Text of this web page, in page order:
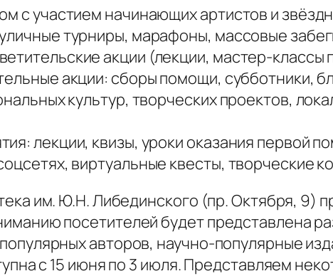
с участием начинающих артистов и
турниры, марафоны, массовые
акции (лекции, мастер-классы
акции: сборы помощи, субботники,
культур, творческих проектов,
лекции, квизы, уроки оказания первой
виртуальные квесты, творческие
им. Ю.Н. Либединского (пр. Октября, 9)
посетителей будет представлена
авторов, научно-популярные
с 15 июня по 3 июля. Представляем